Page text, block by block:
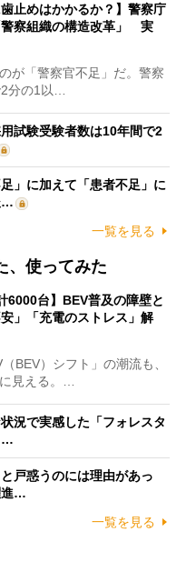
歯止めはかかるか？】警察庁
察組織の構造改革」 実
が「警察官不足」だ。警察
分の1以…
試験受験者数は10年間で2
」に加えて「患者不足」に
…
一覧を見る
、使ってみた
6000台】BEV普及の障壁と
」「充電のストレス」解
BEV）シフト」の潮流も、
見える。…
況で実感した「フォレスタ
…
戸惑うのには理由があっ
進…
一覧を見る